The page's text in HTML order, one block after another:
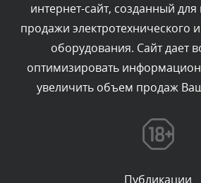
Комментарий проверяется
Текст комментария будет виден
администратором.
Комментарий проверяется
Текст комментария будет виден
интернет-сайт, созданный
продажи электротехнического
оборудования. Сайт дает
оптимизировать
увеличить объем продаж
Публикации